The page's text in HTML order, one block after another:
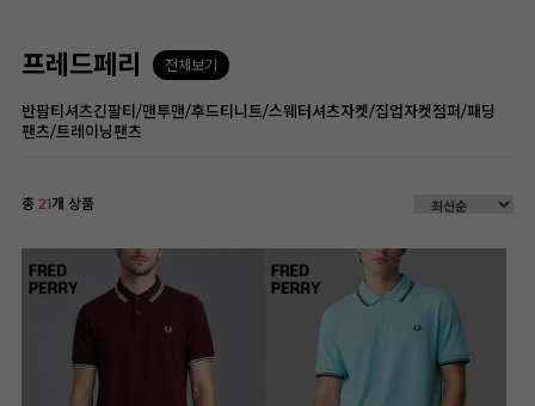
프레드페리 전체보기
반팔티셔츠긴팔티/맨투맨/후드티니트/스웨터셔츠자켓/집업자켓점퍼/패딩
팬츠/트레이닝팬츠
총 21개 상품